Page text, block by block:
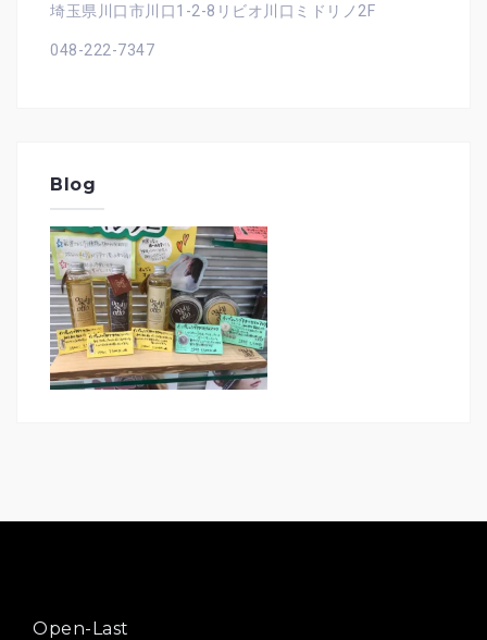
埼玉県川口市川口1-2-8リビオ川口ミドリノ2F
048-222-7347
Blog
Open-Last